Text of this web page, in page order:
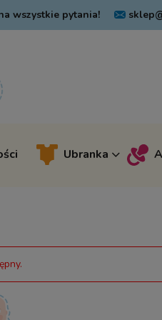
wszystkie pytania!
Ubranka